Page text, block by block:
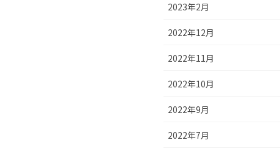
2023年2月
2022年12月
2022年11月
2022年10月
2022年9月
2022年7月